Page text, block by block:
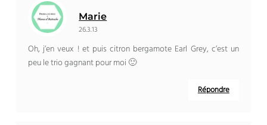
Marie
26.3.13
Oh, j’en veux ! et puis citron bergamote Earl Grey, c’est un
peu le trio gagnant pour moi 🙂
Répondre